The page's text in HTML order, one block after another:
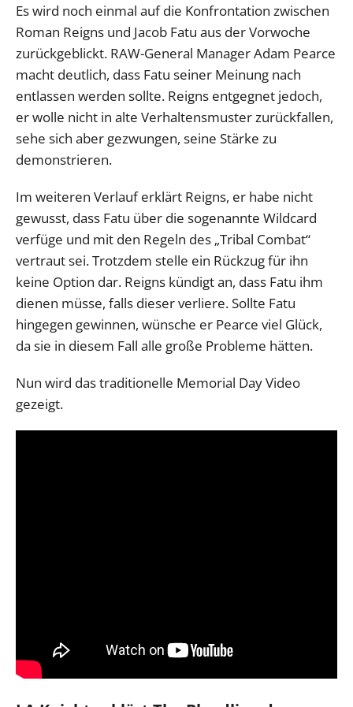
Es wird noch einmal auf die Konfrontation zwischen
Roman Reigns und Jacob Fatu aus der Vorwoche
zurückgeblickt. RAW-General Manager Adam Pearce
macht deutlich, dass Fatu seiner Meinung nach
entlassen werden sollte. Reigns entgegnet jedoch,
er wolle nicht in alte Verhaltensmuster zurückfallen,
sehe sich aber gezwungen, seine Stärke zu
demonstrieren.
Im weiteren Verlauf erklärt Reigns, er habe nicht
gewusst, dass Fatu über die sogenannte Wildcard
verfüge und mit den Regeln des „Tribal Combat“
vertraut sei. Trotzdem stelle ein Rückzug für ihn
keine Option dar. Reigns kündigt an, dass Fatu ihm
dienen müsse, falls dieser verliere. Sollte Fatu
hingegen gewinnen, wünsche er Pearce viel Glück,
da sie in diesem Fall alle große Probleme hätten.
Nun wird das traditionelle Memorial Day Video
gezeigt.